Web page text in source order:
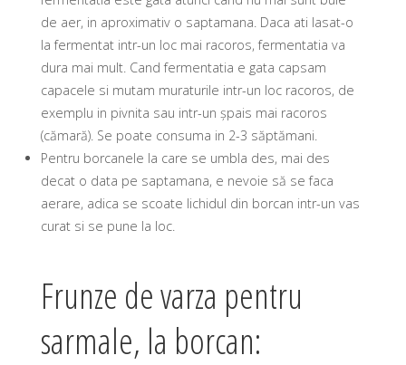
de aer, in aproximativ o saptamana. Daca ati lasat-o
la fermentat intr-un loc mai racoros, fermentatia va
dura mai mult. Cand fermentatia e gata capsam
capacele si mutam muraturile intr-un loc racoros, de
exemplu in pivnita sau intr-un șpais mai racoros
(cămară). Se poate consuma in 2-3 săptămani.
Pentru borcanele la care se umbla des, mai des
decat o data pe saptamana, e nevoie să se faca
aerare, adica se scoate lichidul din borcan intr-un vas
curat si se pune la loc.
Frunze de varza pentru
sarmale, la borcan: